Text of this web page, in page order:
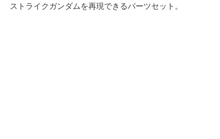
ストライクガンダムを再現できるパーツセット。